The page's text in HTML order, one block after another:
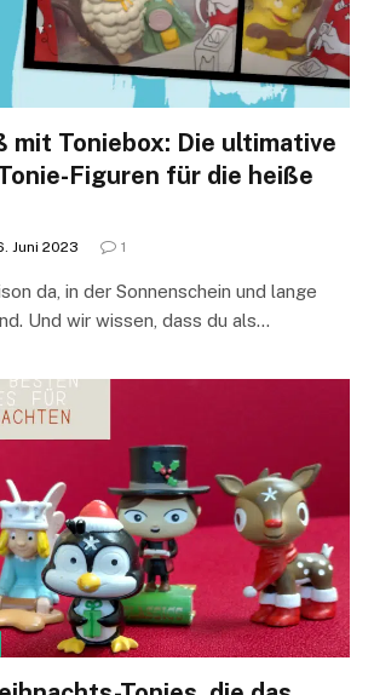
mit Toniebox: Die ultimative
Figuren für die heiße
Juni 2023 1
da, in der Sonnenschein und lange
Und wir wissen, dass du als…